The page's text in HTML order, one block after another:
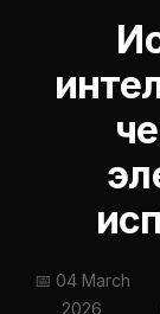
📅 04 March
2026